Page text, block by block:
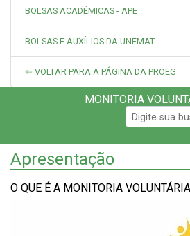
BOLSAS ACADÊMICAS - APE
BOLSAS E AUXÍLIOS DA UNEMAT
⇐ VOLTAR PARA A PÁGINA DA PROEG
MONITORIA
Apresentação
O QUE É A MONITORIA